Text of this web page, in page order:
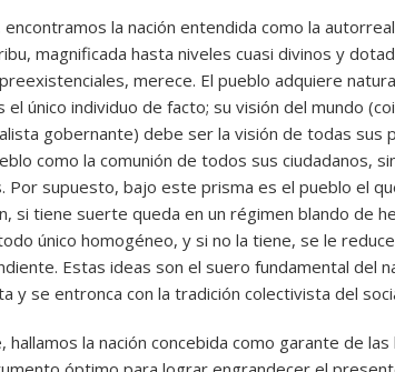
la nación entendida como la
magnificada hasta niveles cuasi divinos y
merece. El pueblo adquiere
el único individuo de facto; su visión del mundo
gobernante) debe ser la visión de todas sus
como la comunión de todos sus ciudadanos,
Por supuesto, bajo este prisma es el pueblo el
si tiene suerte queda en un régimen blando de
único homogéneo, y si no la tiene, se le
Estas ideas son el suero fundamental del
y se entronca con la tradición colectivista del
hallamos la nación concebida como garante de